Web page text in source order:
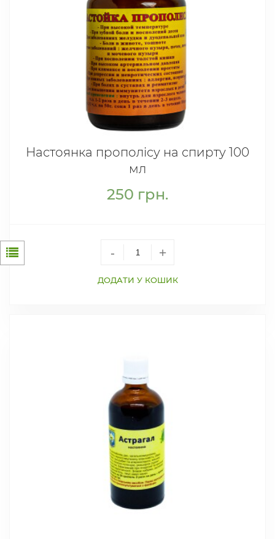
Настоянка прополісу на спирту 100
мл
250 грн.
- +
ДОДАТИ У КОШИК